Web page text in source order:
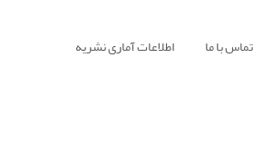
تماس با ما اطلاعات آماری نشریه